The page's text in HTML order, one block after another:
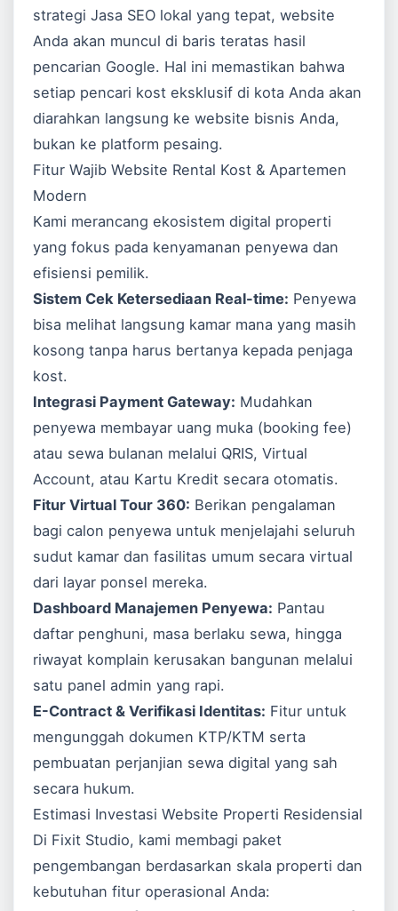
strategiJasa SEO lokal yang tepat, website
Anda akan muncul di baris teratas hasil
pencarian Google. Hal ini memastikan bahwa
setiap pencari kost eksklusif di kota Anda akan
diarahkan langsung ke website bisnis Anda,
bukan ke platform pesaing.
Fitur Wajib Website Rental Kost & Apartemen
Modern
Kami merancang ekosistem digital properti
yang fokus pada kenyamanan penyewa dan
efisiensi pemilik.
Sistem Cek Ketersediaan Real-time: Penyewa
bisa melihat langsung kamar mana yang masih
kosong tanpa harus bertanya kepada penjaga
kost.
Integrasi Payment Gateway: Mudahkan
penyewa membayar uang muka (booking fee)
atau sewa bulanan melalui QRIS, Virtual
Account, atau Kartu Kredit secara otomatis.
Fitur Virtual Tour 360: Berikan pengalaman
bagi calon penyewa untuk menjelajahi seluruh
sudut kamar dan fasilitas umum secara virtual
dari layar ponsel mereka.
Dashboard Manajemen Penyewa: Pantau
daftar penghuni, masa berlaku sewa, hingga
riwayat komplain kerusakan bangunan melalui
satu panel admin yang rapi.
E-Contract & Verifikasi Identitas: Fitur untuk
mengunggah dokumen KTP/KTM serta
pembuatan perjanjian sewa digital yang sah
secara hukum.
Estimasi Investasi Website Properti Residensial
Di Fixit Studio, kami membagi paket
pengembangan berdasarkan skala properti dan
kebutuhan fitur operasional Anda: